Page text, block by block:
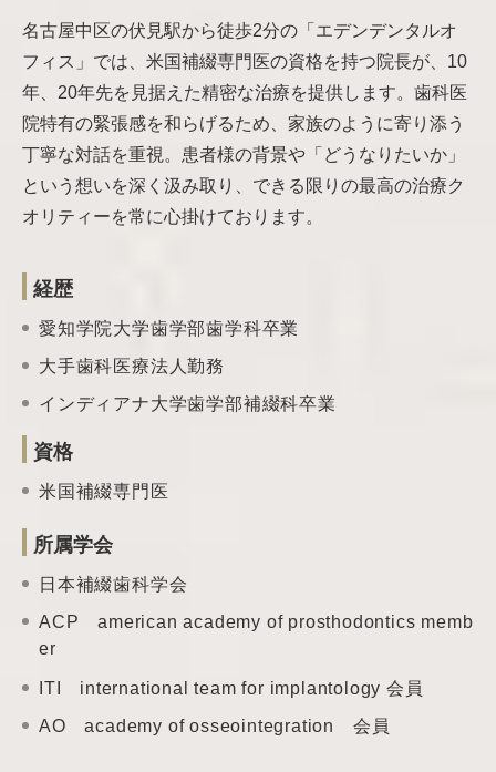
名古屋中区の伏見駅から徒歩2分の「エデンデンタルオ
フィス」では、米国補綴専門医の資格を持つ院長が、10
年、20年先を見据えた精密な治療を提供します。歯科医
院特有の緊張感を和らげるため、家族のように寄り添う
丁寧な対話を重視。患者様の背景や「どうなりたいか」
という想いを深く汲み取り、できる限りの最高の治療ク
オリティーを常に心掛けております。
経歴
愛知学院大学歯学部歯学科卒業
大手歯科医療法人勤務
インディアナ大学歯学部補綴科卒業
資格
米国補綴専門医
所属学会
日本補綴歯科学会
ACP american academy of prosthodontics memb
er
ITI international teamfor implantology 会員
AO academy ofosseointegration 会員